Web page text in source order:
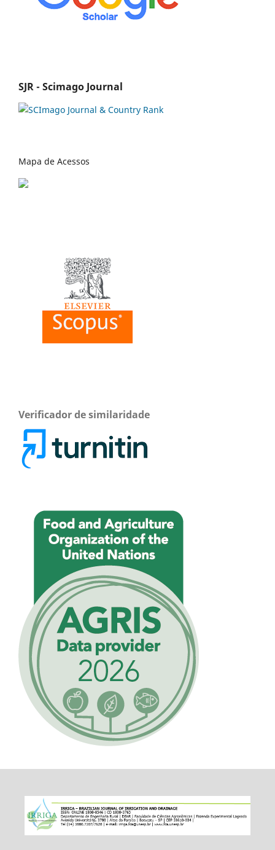
SJR - Scimago Journal
Mapa de Acessos
Verificador de similaridade